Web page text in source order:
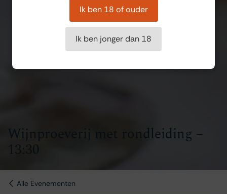
Wijnproeverij met rondleiding –
13:30
Alle Evenementen
Ik ben 18 of ouder
Ik ben jonger dan 18